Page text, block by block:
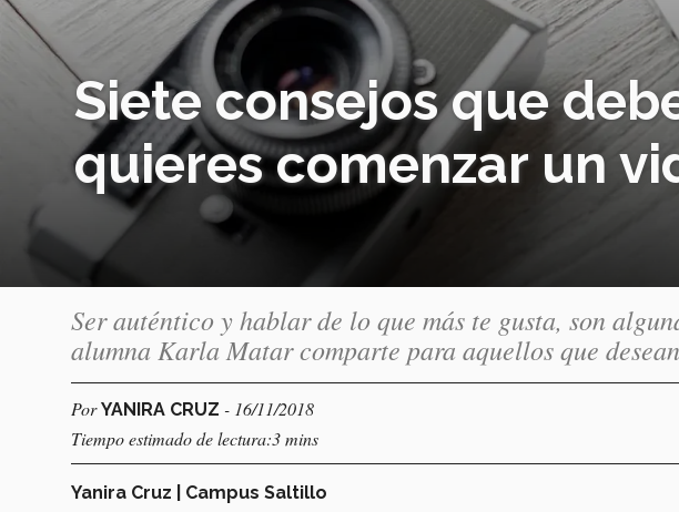
Siete consejos que
quieres comenzar un
Ser auténtico y hablar de lo que más te gusta, son
alumna Karla Matar comparte para aquellos que
PorYANIRA CRUZ - 16/11/2018
Tiempo estimado de lectura:3 mins
Yanira Cruz | Campus Saltillo